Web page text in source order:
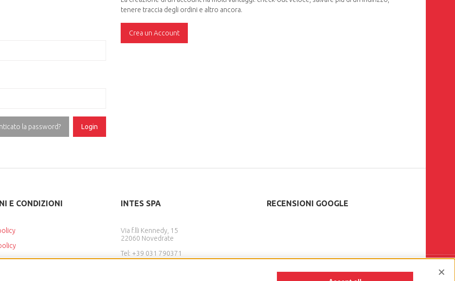
Login
la password?
tenere traccia degli ordini e altro ancora.
Crea un Account
E CONDIZIONI
e resi
INTES SPA
Via f.lli Kennedy, 15
22060 Novedrate
Tel: +39 031 790371
Fax. +39 031 791648
RECENSIONI GOOGLE